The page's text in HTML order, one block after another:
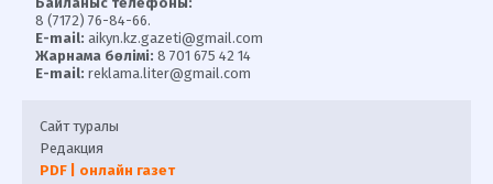
8 (7172) 76-84-66.
E-mail: aikyn.kz.gazeti@gmail.com
Жарнама бөлімі: 8 701 675 42 14
E-mail: reklama.liter@gmail.com
Сайт туралы
Редакция
PDF | онлайн газет